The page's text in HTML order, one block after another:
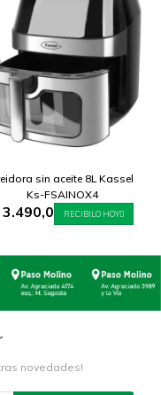
sin aceite 8L Kassel
Ks-FSAINOX4
3.490,0 RECIBILO HOY
novedades!